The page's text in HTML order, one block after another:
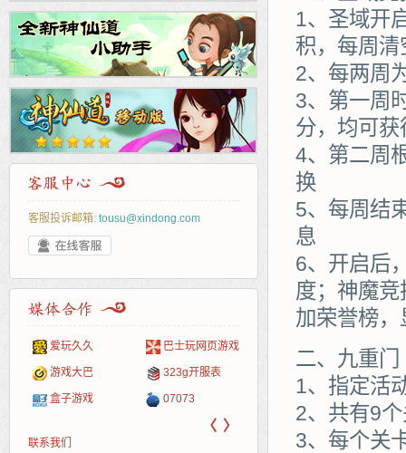
客服投诉邮箱: tousu@xindong.com
爱玩久久 巴士玩网页游戏
游戏大巴 323g开服表
盒子游戏 07073
页游网
新浪
网易
多玩
中华网
Cwan
游一游
40407
5617网游网 一游网
开服网
游戏
〈 〉
联系我们
1、圣域开
积，每周清
2、每两周
3、第一周
分，均可获
4、第二周
换
5、每周结
息
6、开启后
度；神魔
加荣誉榜
二、九重门
1、指定活
2、共有9
3、每个关